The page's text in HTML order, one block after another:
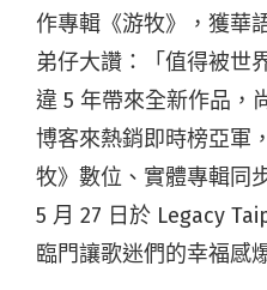
作專輯《游牧》，獲華
弟仔大讚：「值得被世
違 5 年帶來全新作品，
博客來熱銷即時榜亞軍
牧》數位、實體專輯同
5 月 27 日於 Legacy
臨門讓歌迷們的幸福感